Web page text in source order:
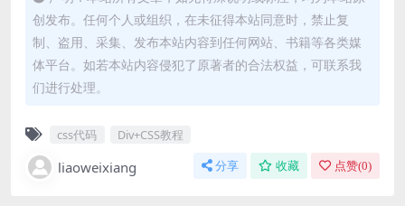
创发布。任何个人或组织，在未征得本站同意时，禁止复
制、盗用、采集、发布本站内容到任何网站、书籍等各类媒
体平台。如若本站内容侵犯了原著者的合法权益，可联系我
们进行处理。
css代码 Div+CSS教程
liaoweixiang 分享 收藏 点赞(0)